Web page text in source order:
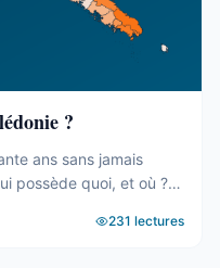
?
ans sans jamais
possède quoi, et où ?
tient en trois
231 lectures